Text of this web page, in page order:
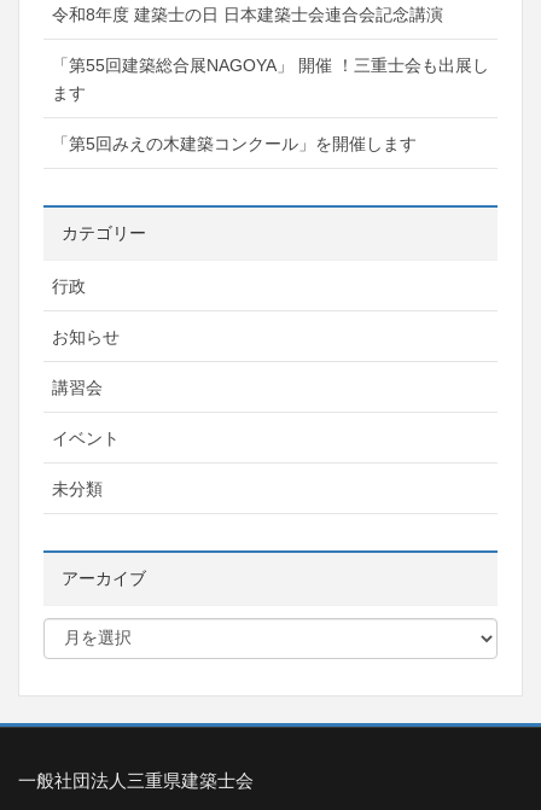
令和8年度 建築士の日 日本建築士会連合会記念講演
「第55回建築総合展NAGOYA」 開催 ！三重士会も出展し
ます
「第5回みえの木建築コンクール」を開催します
カテゴリー
行政
お知らせ
講習会
イベント
未分類
アーカイブ
一般社団法人三重県建築士会